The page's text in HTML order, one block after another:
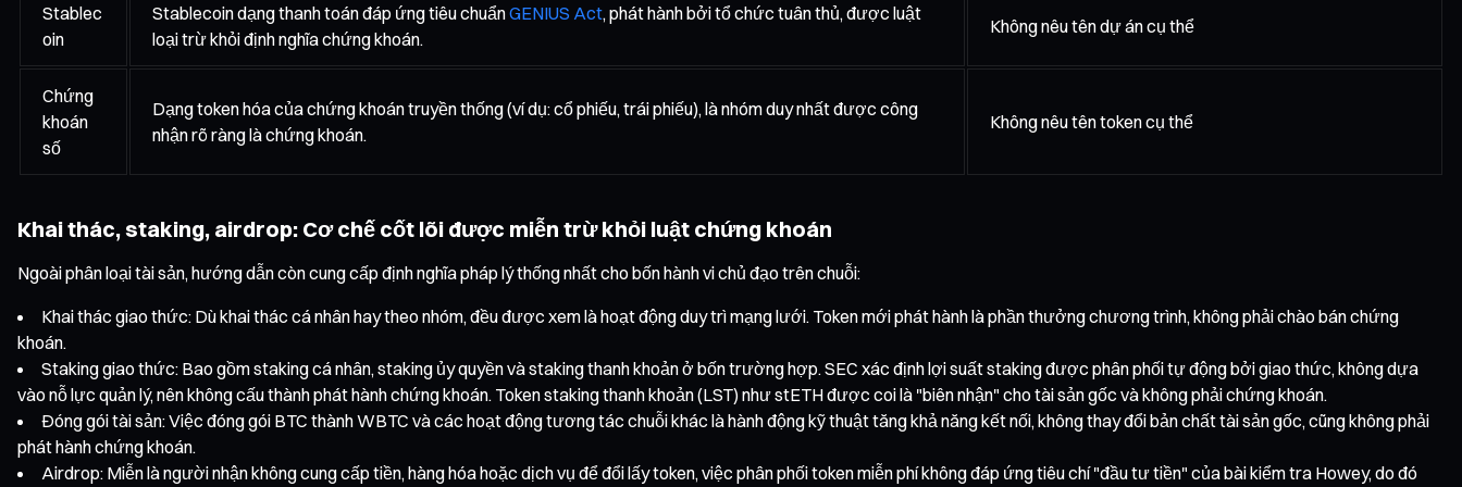
Stablec
oin
Stablecoin dạng thanh toán đáp ứng tiêu chuẩnGENIUS Act, phát hành bởi tổ chức tuân thủ, được luật
loại trừ khỏi định nghĩa chứng khoán.
Không nêu tên dự án cụ thể
Chứng
khoán
số
Dạng token hóa của chứng khoán truyền thống (ví dụ: cổ phiếu, trái phiếu), là nhóm duy nhất được công
nhận rõ ràng là chứng khoán.
Không nêu tên token cụ thể
Khai thác, staking, airdrop: Cơ chế cốt lõi được miễn trừ khỏi luật chứng khoán
Ngoài phân loại tài sản, hướng dẫn còn cung cấp định nghĩa pháp lý thống nhất cho bốn hành vi chủ đạo trên chuỗi:
Khai thác giao thức: Dù khai thác cá nhân hay theo nhóm, đều được xem là hoạt động duy trì mạng lưới. Token mới phát hành là phần thưởng chương trình, không phải chào bán chứng
khoán.
Staking giao thức: Bao gồm staking cá nhân, staking ủy quyền và staking thanh khoản ở bốn trường hợp. SEC xác định lợi suất staking được phân phối tự động bởi giao thức, không dựa
vào nỗ lực quản lý, nên không cấu thành phát hành chứng khoán. Token staking thanh khoản (LST) như stETH được coi là "biên nhận" cho tài sản gốc và không phải chứng khoán.
Đóng gói tài sản: Việc đóng gói BTC thành WBTC và các hoạt động tương tác chuỗi khác là hành động kỹ thuật tăng khả năng kết nối, không thay đổi bản chất tài sản gốc, cũng không phải
phát hành chứng khoán.
Airdrop: Miễn là người nhận không cung cấp tiền, hàng hóa hoặc dịch vụ để đổi lấy token, việc phân phối token miễn phí không đáp ứng tiêu chí "đầu tư tiền" của bài kiểm tra Howey, do đó